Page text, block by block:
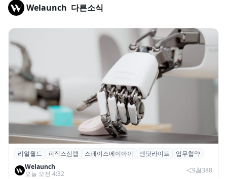
Welaunch 다른소식
리얼월드, 로봇테크 스타트업 3곳과 손잡고
휴머노이드 표준 만든다
리얼월드 피직스심랩 스페이스에이아이 엔닷라이트
업무협약
Welaunch
오늘 오전 4:32
9 388